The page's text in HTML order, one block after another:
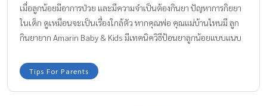
เมื่อลูกน้อยมีอาการป่วย และมีความจำเป็นต้องกินยา ปัญหาการกิยยา
ในเด็ก ดูเหมือนจะเป็นเรื่องใกล้ตัว หากคุณพ่อ คุณแม่บ้านไหนมี ลูก
กินยายาก Amarin Baby & Kids มีเทคนิควิธีป้อนยาลูกน้อยแบบแนบ
ไปไหนอย่างแน่นอน
Tips For Parents